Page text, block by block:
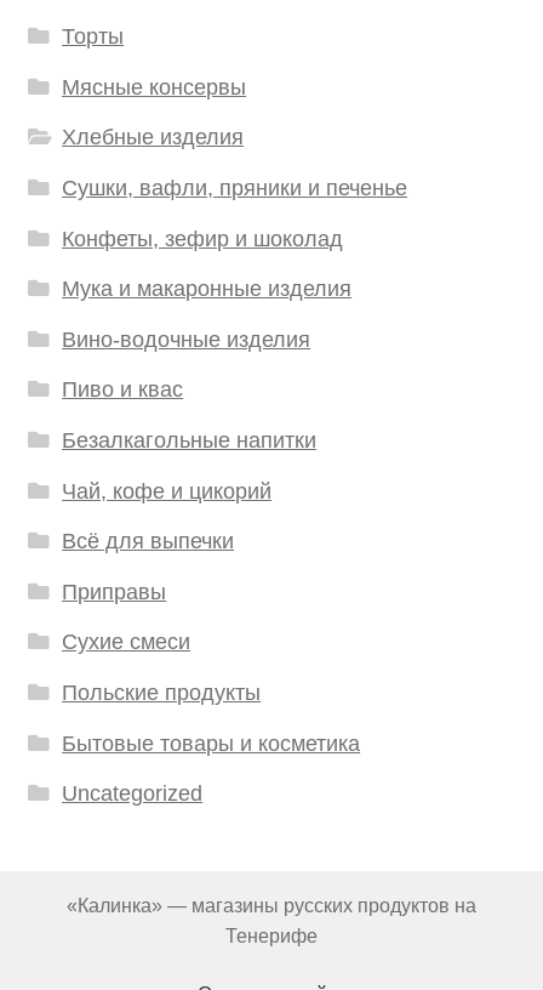
Торты
Мясные консервы
Хлебные изделия
Сушки, вафли, пряники и печенье
Конфеты, зефир и шоколад
Мука и макаронные изделия
Вино-водочные изделия
Пиво и квас
Безалкагольные напитки
Чай, кофе и цикорий
Всё для выпечки
Приправы
Сухие смеси
Польские продукты
Бытовые товары и косметика
Uncategorized
«Калинка» — магазины русских продуктов на
Тенерифе